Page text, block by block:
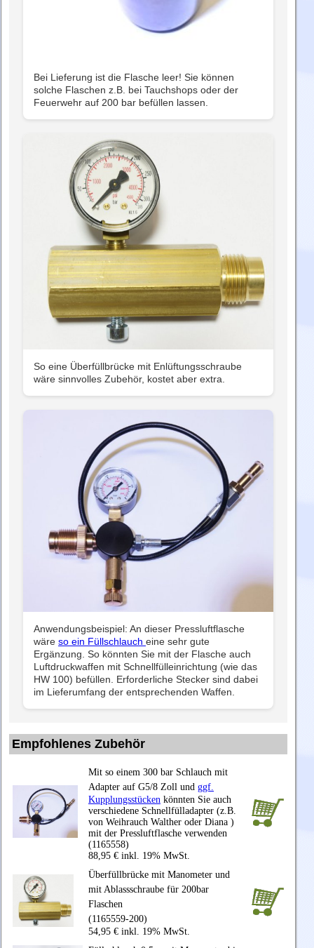
Bei Lieferung ist die Flasche leer! Sie können
solche Flaschen z.B. bei Tauchshops oder der
Feuerwehr auf 200 bar befüllen lassen.
So eine Überfüllbrücke mit Enlüftungsschraube
wäre sinnvolles Zubehör, kostet aber extra.
Anwendungsbeispiel: An dieser Pressluftflasche
wäre so ein Füllschlauch eine sehr gute
Ergänzung. So könnten Sie mit der Flasche auch
Luftdruckwaffen mit Schnellfülleinrichtung (wie das
HW 100) befüllen. Erforderliche Stecker sind dabei
im Lieferumfang der entsprechenden Waffen.
Empfohlenes Zubehör
Mit so einem 300 bar Schlauch mit
Adapter auf G5/8 Zoll und ggf.
Kupplungsstücken könnten Sie auch
verschiedene Schnellfülladapter (z.B.
von Weihrauch Walther oder Diana )
mit der Pressluftflasche verwenden
(1165558)
88,95 € inkl. 19% MwSt.
Überfüllbrücke mit Manometer und
mit Ablassschraube für 200bar
Flaschen
(1165559-200)
54,95 € inkl. 19% MwSt.